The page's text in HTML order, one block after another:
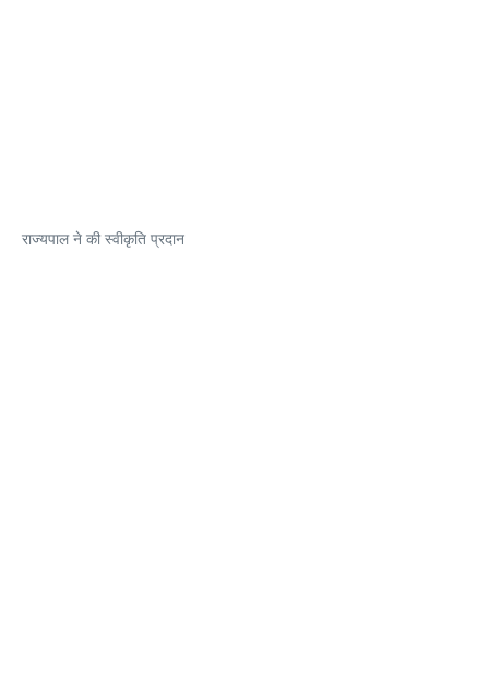
राज्यपाल ने की स्वीकृति प्रदान